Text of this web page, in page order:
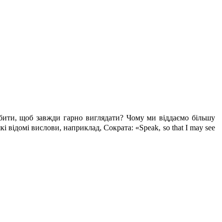
щоб завжди гарно виглядати? Чому ми віддаємо більшу
відомі вислови, наприклад, Сократа: «Speak, so that I may see